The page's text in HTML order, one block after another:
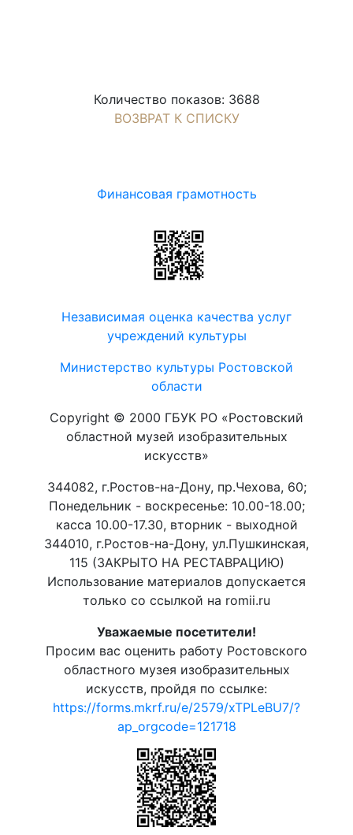
Количество показов: 3688
ВОЗВРАТ К СПИСКУ
Финансовая грамотность
Независимая оценка качества услуг
учреждений культуры
Министерство культуры Ростовской
области
Copyright © 2000 ГБУК РО «Ростовский
областной музей изобразительных
искусств»
344082, г.Ростов-на-Дону, пр.Чехова, 60;
Понедельник - воскресенье: 10.00-18.00;
касса 10.00-17.30, вторник - выходной
344010, г.Ростов-на-Дону, ул.Пушкинская,
115 (ЗАКРЫТО НА РЕСТАВРАЦИЮ)
Использование материалов допускается
только со ссылкой на romii.ru
Уважаемые посетители!
Просим вас оценить работу Ростовского
областного музея изобразительных
искусств, пройдя по ссылке:
https://forms.mkrf.ru/e/2579/xTPLeBU7/?
ap_orgcode=121718